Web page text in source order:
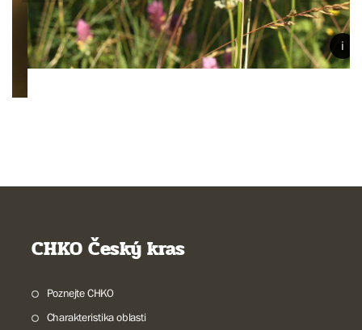
CHKO Český kras
Poznejte CHKO
Charakteristika oblasti